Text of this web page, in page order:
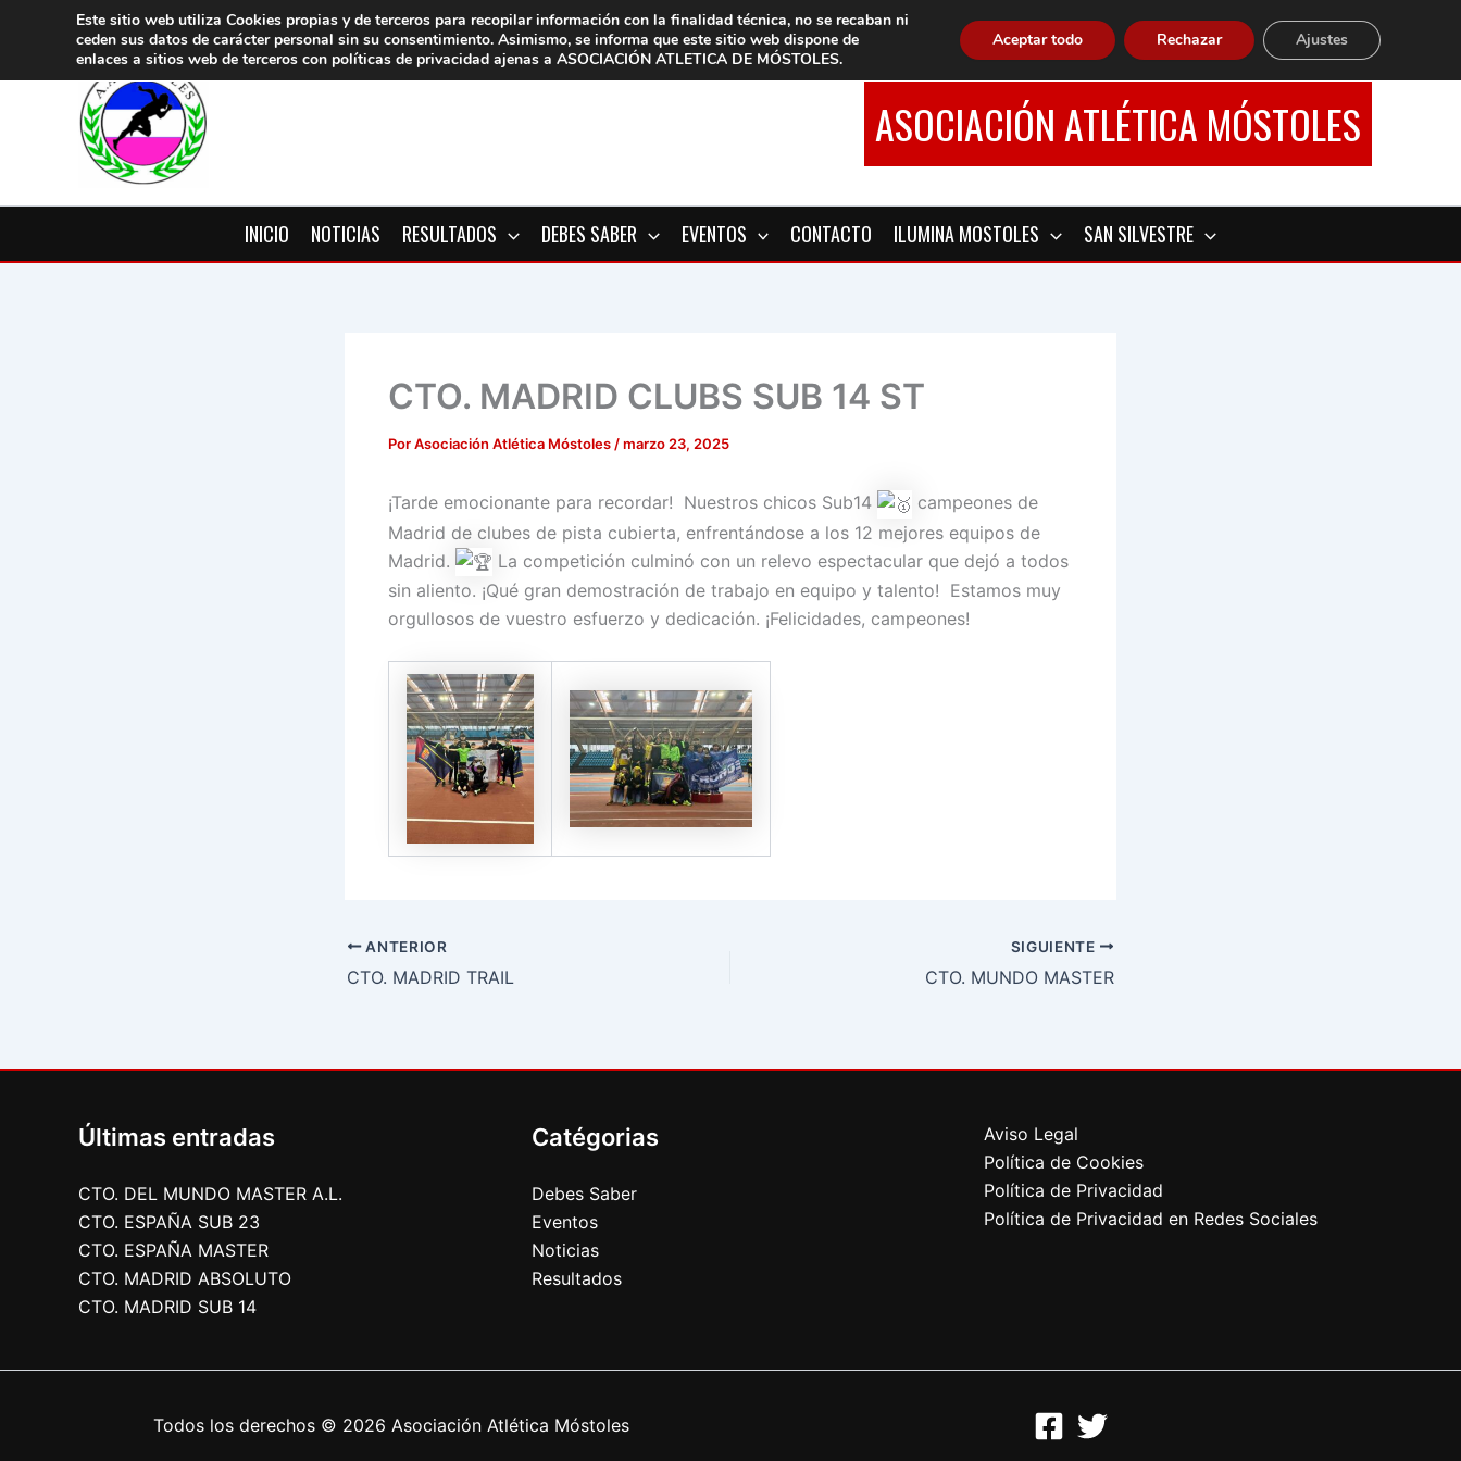
contenido
ASOCIACIÓN ATLÉTICA MÓSTOLES
INICIO NOTICIAS RESULTADOS DEBES SABER EVENTOS CONTACTO ILUMINA MOSTOLES SAN SILVESTRE
CTO. MADRID CLUBS SUB 14 ST
PorAsociación Atlética Móstoles /marzo 23, 2025
¡Tarde emocionante para recordar! Nuestros chicos Sub14
campeones de
Madrid de clubes de pista cubierta, enfrentándose a los 12 mejores equipos de
Madrid.
La competición culminó con un relevo espectacular que dejó a todos
sin aliento. ¡Qué gran demostración de trabajo en equipo y talento! Estamos muy
orgullosos de vuestro esfuerzo y dedicación. ¡Felicidades, campeones!
ANTERIOR
CTO. MADRID TRAIL
SIGUIENTE
CTO. MUNDO MASTER
Últimas entradas
CTO. DEL MUNDO MASTER A.L.
CTO. ESPAÑA SUB 23
CTO. ESPAÑA MASTER
CTO. MADRID ABSOLUTO
CTO. MADRID SUB 14
Catégorias
Debes Saber
Eventos
Noticias
Resultados
Aviso Legal
Política de Cookies
Política de Privacidad
Política de Privacidad en Redes Sociales
Todos los derechos © 2026 Asociación Atlética Móstoles
Este sitio web utiliza Cookies propias y de terceros para recopilar información con la finalidad técnica, no se recaban ni
ceden sus datos de carácter personal sin su consentimiento. Asimismo, se informa que este sitio web dispone de
enlaces a sitios web de terceros con políticas de privacidad ajenas a ASOCIACIÓN ATLETICA DE MÓSTOLES.
Aceptar todo Rechazar Ajustes